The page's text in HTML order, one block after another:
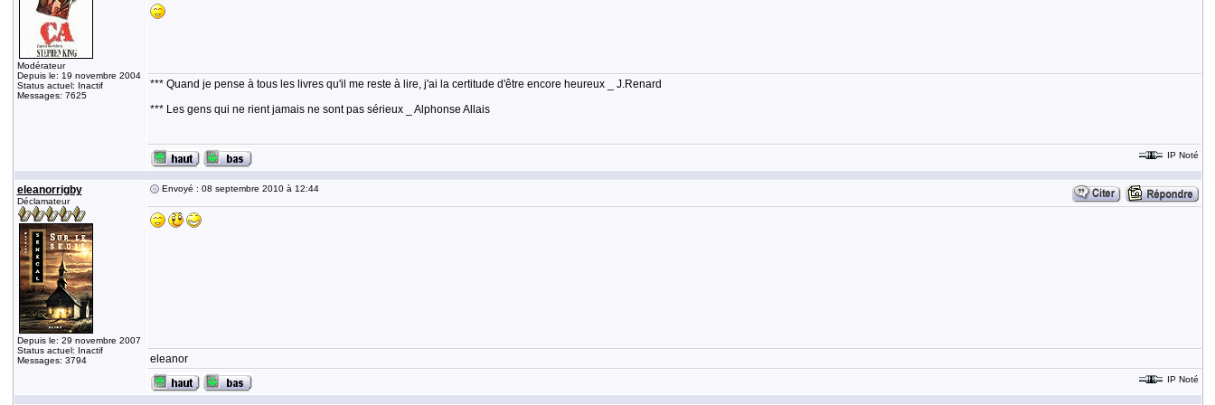
Modérateur
Depuis le: 19 novembre 2004
Status actuel: Inactif
Messages: 7625
*** Quand je pense à tous les livres qu'il me reste à lire, j'ai la certitude d'être encore heureux _ J.Renard
*** Les gens qui ne rient jamais ne sont pas sérieux _ Alphonse Allais
IP Noté
eleanorrigby
Déclamateur
Depuis le: 29 novembre 2007
Status actuel: Inactif
Messages: 3794
Envoyé : 08 septembre 2010 à 12:44
eleanor
IP Noté